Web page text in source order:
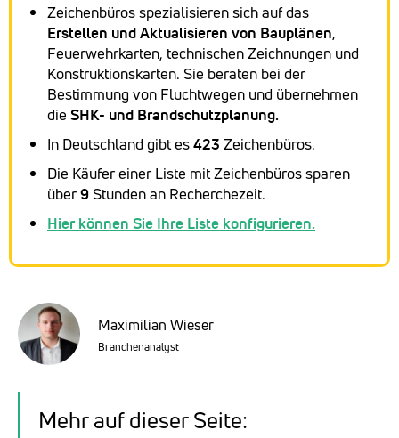
Zeichenbüros spezialisieren sich auf das
Erstellen und Aktualisieren von Bauplänen,
Feuerwehrkarten, technischen Zeichnungen und
Konstruktionskarten. Sie beraten bei der
Bestimmung von Fluchtwegen und übernehmen
die SHK- und Brandschutzplanung.
In Deutschland gibt es423 Zeichenbüros.
Die Käufer einer Liste mit Zeichenbüros sparen
über9 Stunden an Recherchezeit.
Hier können Sie Ihre Liste konfigurieren.
Maximilian Wieser
Branchenanalyst
Mehr auf dieser Seite: